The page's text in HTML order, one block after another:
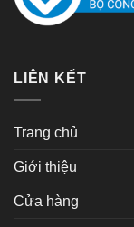
LIÊN KẾT
Trang chủ
Giới thiệu
Cửa hàng